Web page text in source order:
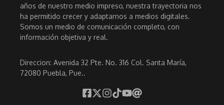
años de nuestro medio impreso, nuestra trayectoria nos
ha permitido crecer y adaptarnos a medios digitales.
Somos un medio de comunicación completo, con
información objetiva y real.
Direccion: Avenida 32 Pte. No. 316 Col. Santa María,
72080 Puebla, Pue..